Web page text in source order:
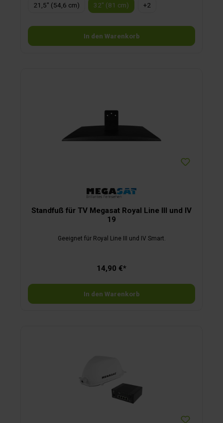
Innenarchitektur schützt die Komponenten vor
Erschütterungen während der Fahrt. Zum Lieferumfang
Volt, LED-Display, DVD/DVD+R/+RW/DVD-R/-RW/VCD/CD/CD-
21,5" (54,6 cm)
32" (81 cm) +2
In den Warenkorb
Standfuß für TV Megasat Royal Line III und IV
19
Geeignet für Royal Line III und IV Smart.
14,90 €*
In den Warenkorb